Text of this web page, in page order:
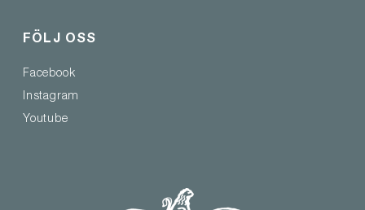
FÖLJ OSS
Facebook
Instagram
Youtube